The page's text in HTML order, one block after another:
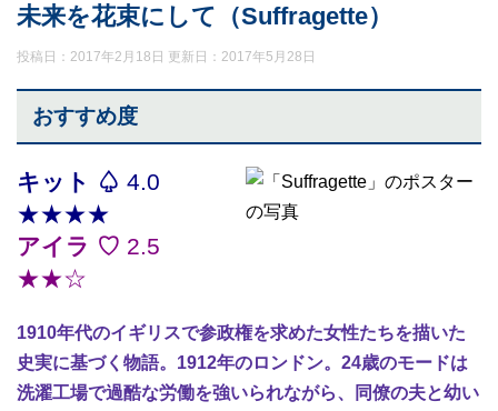
未来を花束にして（Suffragette）
投稿日：2017年2月18日 更新日： 2017年5月28日
おすすめ度
キット ♤ 4.0
★★★★
アイラ ♡ 2.5
★★☆
1910年代のイギリスで参政権を求めた女性たちを描いた
史実に基づく物語。1912年のロンドン。24歳のモードは
洗濯工場で過酷な労働を強いられながら、同僚の夫と幼い